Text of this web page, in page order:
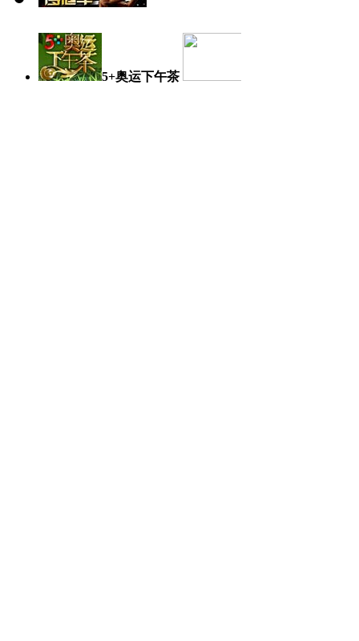
5+奥运下午茶